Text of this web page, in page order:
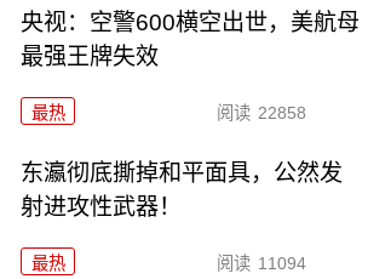
央视：空警600横空出世，美航母
最强王牌失效
最热 阅读 22858
东瀛彻底撕掉和平面具，公然发
射进攻性武器！
最热 阅读 11094